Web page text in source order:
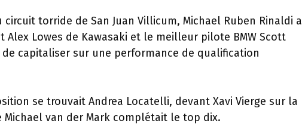
torride de San Juan Villicum, Michael Ruben Rinaldi a
Lowes de Kawasaki et le meilleur pilote BMW Scott
capitaliser sur une performance de qualification
se trouvait Andrea Locatelli, devant Xavi Vierge sur la
Michael van der Mark complétait le top dix.